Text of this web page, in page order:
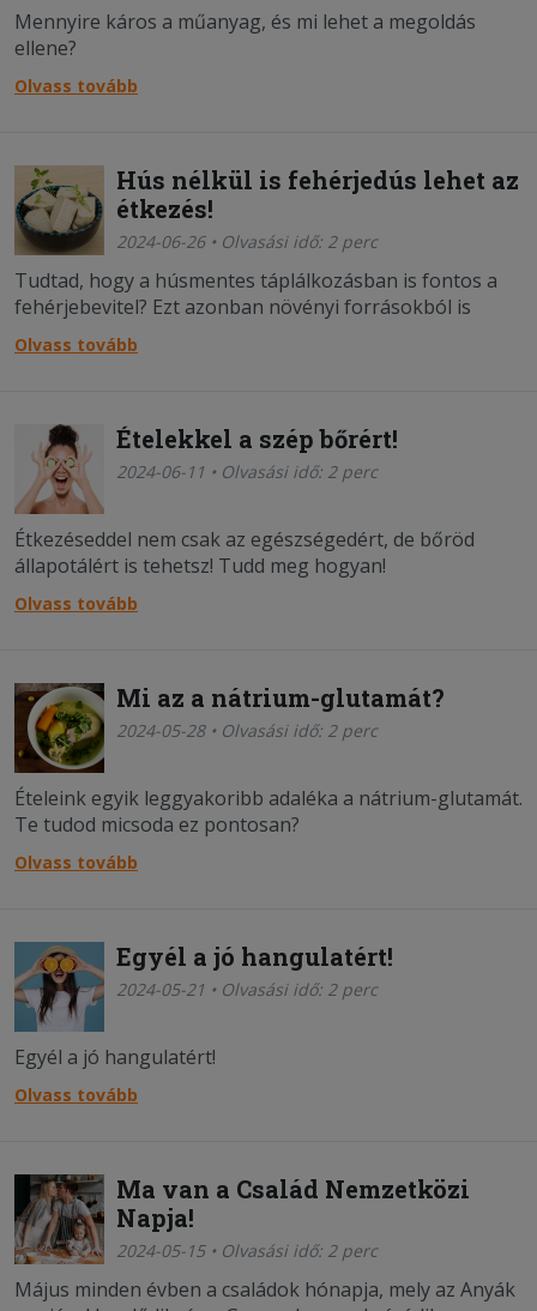
Mennyire káros a műanyag, és mi lehet a megoldás
ellene?
Olvass tovább
Hús nélkül is fehérjedús lehet az
étkezés!
2024-06-26 • Olvasási idő: 2 perc
Tudtad, hogy a húsmentes táplálkozásban is fontos a
fehérjebevitel? Ezt azonban növényi forrásokból is
pótolhatod! Mutatjuk mit fogyassz!
Olvass tovább
Ételekkel a szép bőrért!
2024-06-11 • Olvasási idő: 2 perc
Étkezéseddel nem csak az egészségedért, de bőröd
állapotálért is tehetsz! Tudd meg hogyan!
Olvass tovább
Mi az a nátrium-glutamát?
2024-05-28 • Olvasási idő: 2 perc
Ételeink egyik leggyakoribb adaléka a nátrium-glutamát.
Te tudod micsoda ez pontosan?
Olvass tovább
Egyél a jó hangulatért!
2024-05-21 • Olvasási idő: 2 perc
Egyél a jó hangulatért!
Olvass tovább
Ma van a Család Nemzetközi
Napja!
2024-05-15 • Olvasási idő: 2 perc
Május minden évben a családok hónapja, mely az Anyák